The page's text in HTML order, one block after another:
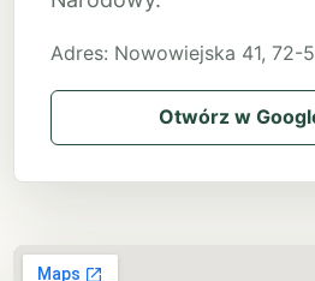
Adres: Nowowiejska 41, 72-
Otwórz w